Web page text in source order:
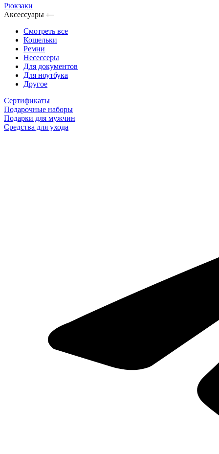
Рюкзаки
Аксессуары
Смотреть все
Кошельки
Ремни
Несессеры
Для документов
Для ноутбука
Другое
Сертификаты
Подарочные наборы
Подарки для мужчин
Средства для ухода